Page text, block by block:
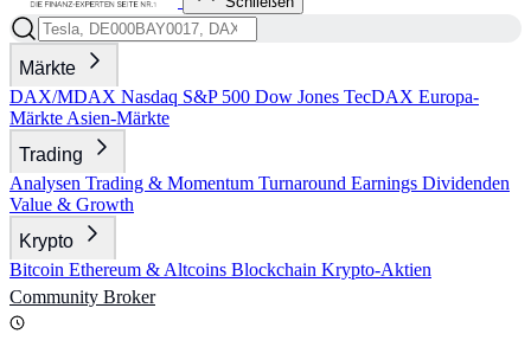
Märkte
DAX/MDAX Nasdaq S&P 500 Dow Jones TecDAX Europa-
Märkte Asien-Märkte
Trading
Analysen Trading & Momentum Turnaround Earnings Dividenden
Value & Growth
Krypto
Bitcoin Ethereum & Altcoins Blockchain Krypto-Aktien
Community Broker